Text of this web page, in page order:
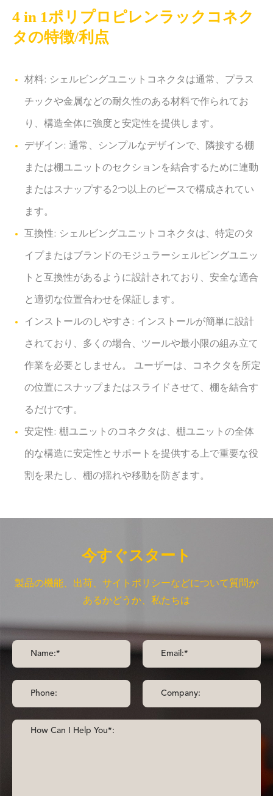
4 in 1ポリプロピレンラックコネク
タの特徴/利点
材料: シェルビングユニットコネクタは通常、プラス
チックや金属などの耐久性のある材料で作られてお
り、構造全体に強度と安定性を提供します。
デザイン: 通常、シンプルなデザインで、隣接する棚
または棚ユニットのセクションを結合するために連動
またはスナップする2つ以上のピースで構成されてい
ます。
互換性: シェルビングユニットコネクタは、特定のタ
イプまたはブランドのモジュラーシェルビングユニッ
トと互換性があるように設計されており、安全な適合
と適切な位置合わせを保証します。
インストールのしやすさ: インストールが簡単に設計
されており、多くの場合、ツールや最小限の組み立て
作業を必要としません。 ユーザーは、コネクタを所定
の位置にスナップまたはスライドさせて、棚を結合す
るだけです。
安定性: 棚ユニットのコネクタは、棚ユニットの全体
的な構造に安定性とサポートを提供する上で重要な役
割を果たし、棚の揺れや移動を防ぎます。
今すぐスタート
製品の機能、出荷、サイトポリシーなどについて質問が
あるかどうか、私たちは